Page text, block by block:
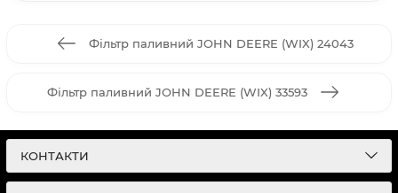
Фільтр паливний JOHN DEERE (WIX) 24043
Фільтр паливний JOHN DEERE (WIX) 33593
КОНТАКТИ